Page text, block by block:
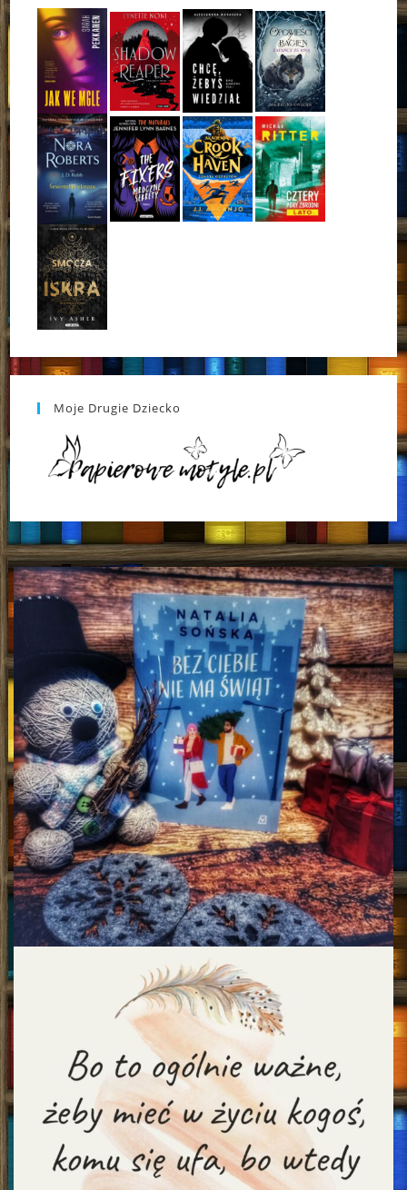
Moje Drugie Dziecko